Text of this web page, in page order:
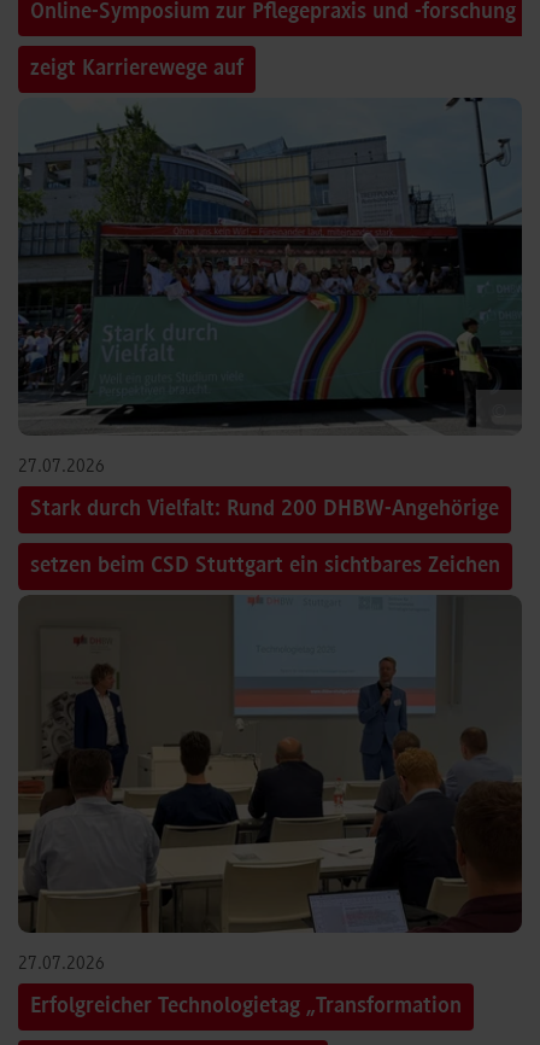
Online-Symposium zur Pflegepraxis und -forschung
zeigt Karrierewege auf
27.07.2026
Stark durch Vielfalt: Rund 200 DHBW-Angehörige
setzen beim CSD Stuttgart ein sichtbares Zeichen
27.07.2026
Erfolgreicher Technologietag „Transformation